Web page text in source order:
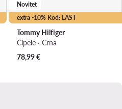
extra -10% Kod: LAST
Novitet
Tommy Hilfiger
Cipele · Crna
78,99€